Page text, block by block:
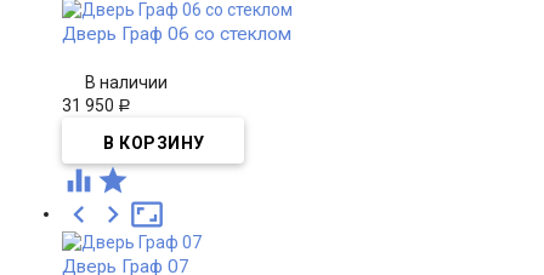
Дверь Граф 06 со стеклом
В наличии
31 950 Р
 

 
Дверь Граф 07